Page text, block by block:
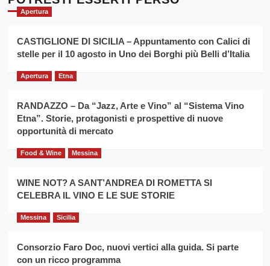
evento
la
filiera
grano
per
il
anno
Franco
Caruso
Apertura
CASTIGLIONE DI SICILIA – Appuntamento con Calici di
stelle per il 10 agosto in Uno dei Borghi più Belli d’Italia
Apertura Etna
RANDAZZO – Da “Jazz, Arte e Vino” al “Sistema Vino
Etna”. Storie, protagonisti e prospettive di nuove
opportunità di mercato
Food & Wine Messina
WINE NOT? A SANT’ANDREA DI ROMETTA SI
CELEBRA IL VINO E LE SUE STORIE
Messina Sicilia
Consorzio Faro Doc, nuovi vertici alla guida. Si parte
con un ricco programma